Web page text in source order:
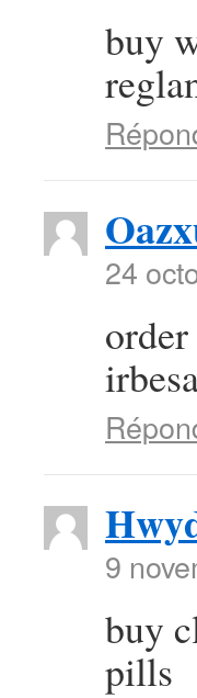
buy
24
9
buy
pills